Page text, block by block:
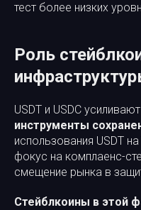
тест более низких
Роль
USDT и USDC
инструменты
использования USDT
фокус на комплаенс-
смещение рынка в
Стейблкоины в этой